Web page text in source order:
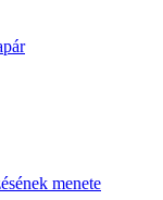
menete